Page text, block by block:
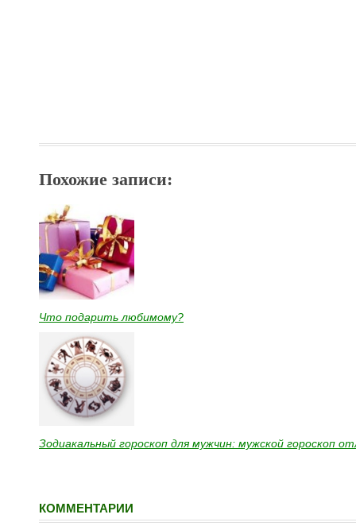
Похожие записи:
Что подарить любимому?
Зодиакальный гороскоп для мужчин: мужской гороскоп
КОММЕНТАРИИ